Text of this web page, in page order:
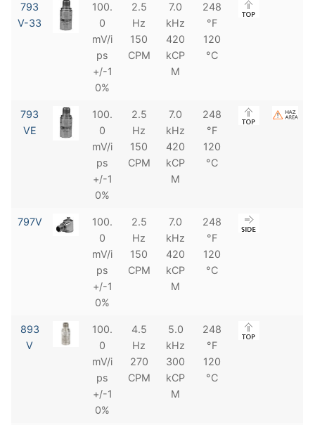
793
V-33
100.
0
mV/i
ps
+/-1
0%
2.5
Hz
150
CPM
7.0
kHz
420
kCP
M
248
°F
120
°C
793
VE
100.
0
mV/i
ps
+/-1
0%
2.5
Hz
150
CPM
7.0
kHz
420
kCP
M
248
°F
120
°C
797V
100.
0
mV/i
ps
+/-1
0%
2.5
Hz
150
CPM
7.0
kHz
420
kCP
M
248
°F
120
°C
893
V
100.
0
mV/i
ps
+/-1
0%
4.5
Hz
270
CPM
5.0
kHz
300
kCP
M
248
°F
120
°C